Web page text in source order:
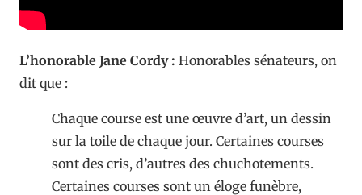
L’honorable Jane Cordy : Honorables sénateurs, on
dit que :
Chaque course est une œuvre d’art, un dessin
sur la toile de chaque jour. Certaines courses
sont des cris, d’autres des chuchotements.
Certaines courses sont un éloge funèbre,